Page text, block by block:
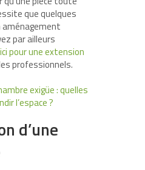
que quelques
par ailleurs
pour une extension
professionnels.
exigüe : quelles
l’espace ?
d’une